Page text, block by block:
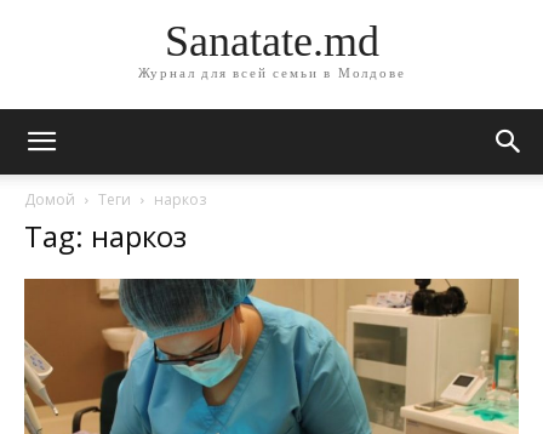
Sanatate.md
Журнал для всей семьи в Молдове
Домой Теги наркоз
Tag: наркоз